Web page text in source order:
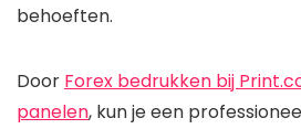
behoeften.
Door Forex bedrukken bij
panelen, kun je een